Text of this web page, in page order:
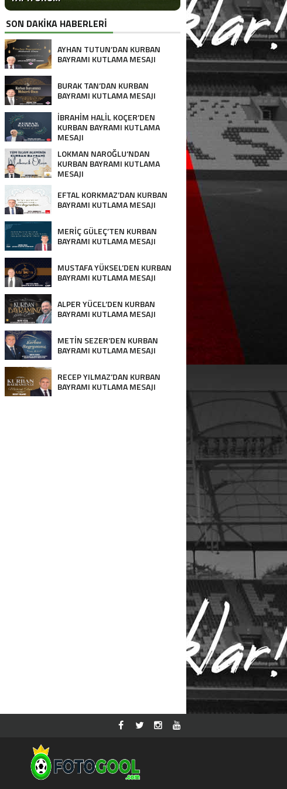
SON DAKİKA HABERLERİ
AYHAN TUTUN’DAN KURBAN
BAYRAMI KUTLAMA MESAJI
BURAK TAN’DAN KURBAN
BAYRAMI KUTLAMA MESAJI
İBRAHİM HALİL KOÇER’DEN
KURBAN BAYRAMI KUTLAMA
MESAJI
LOKMAN NAROĞLU’NDAN
KURBAN BAYRAMI KUTLAMA
MESAJI
EFTAL KORKMAZ’DAN KURBAN
BAYRAMI KUTLAMA MESAJI
MERİÇ GÜLEÇ’TEN KURBAN
BAYRAMI KUTLAMA MESAJI
MUSTAFA YÜKSEL’DEN KURBAN
BAYRAMI KUTLAMA MESAJI
ALPER YÜCEL’DEN KURBAN
BAYRAMI KUTLAMA MESAJI
METİN SEZER’DEN KURBAN
BAYRAMI KUTLAMA MESAJI
RECEP YILMAZ’DAN KURBAN
BAYRAMI KUTLAMA MESAJI